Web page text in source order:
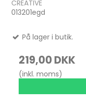
CREATIVE
013201egd
På lager i butik.
219,00 DKK
(inkl. moms)